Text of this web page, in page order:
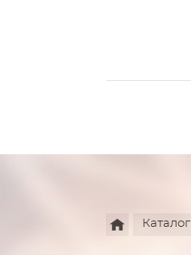
вездеНайти
Каталог